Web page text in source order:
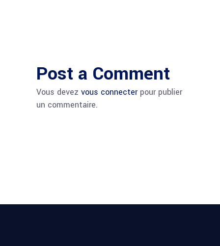
Post a Comment
Vous devez vous connecterpour publier
un commentaire.